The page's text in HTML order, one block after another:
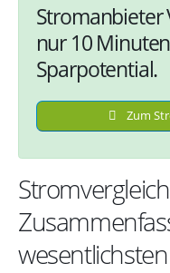
Stromanbieter
nur 10
Sparpotential.
Zum